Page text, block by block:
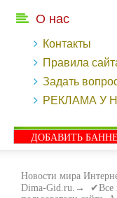
О нас
Контакты
Правила
Задать
РЕКЛАМА У
ДОБАВИТЬ
Новости мира
Dima-Gid.ru.→ ✔Все